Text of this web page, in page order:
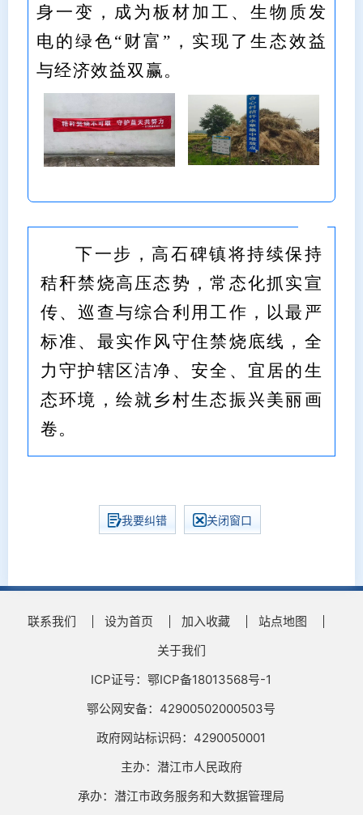
身一变，成为板材加工、生物质发
电的绿色“财富”，实现了生态效益
与经济效益双赢。
下一步，高石碑镇将持续保持
秸秆禁烧高压态势，常态化抓实宣
传、巡查与综合利用工作，以最严
标准、最实作风守住禁烧底线，全
力守护辖区洁净、安全、宜居的生
态环境，绘就乡村生态振兴美丽画
卷。
我要纠错 关闭窗口
联系我们 设为首页 加入收藏
站点地图
关于我们
ICP证号：鄂ICP备18013568号-1
鄂公网安备：42900502000503号
政府网站标识码：4290050001
主办：潜江市人民政府
承办：潜江市政务服务和大数据管理局